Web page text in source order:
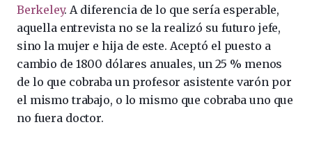
Berkeley. A diferencia de lo que sería esperable,
aquella entrevista no se la realizó su futuro jefe,
sino la mujer e hija de este. Aceptó el puesto a
cambio de 1800 dólares anuales, un 25 % menos
de lo que cobraba un profesor asistente varón por
el mismo trabajo, o lo mismo que cobraba uno que
no fuera doctor.